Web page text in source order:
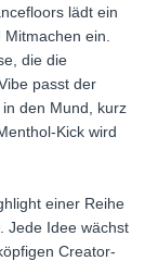
lädt ein
ein.
die die
passt der
den Mund, kurz
Kick wird
einer Reihe
Jede Idee wächst
Creator-